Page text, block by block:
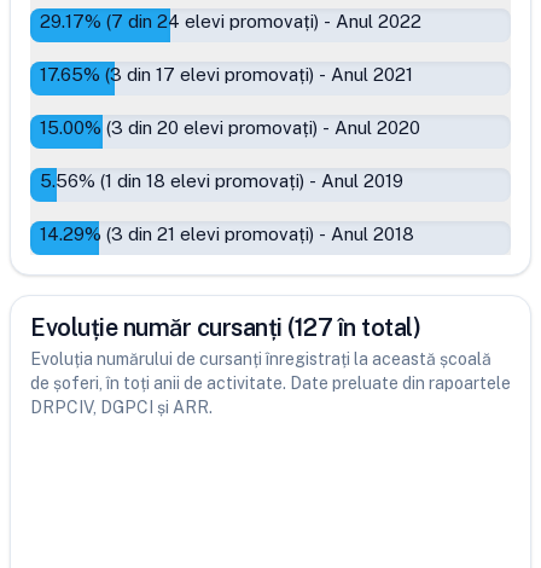
29.17% (7 din 24 elevi promovați) - Anul 2022
17.65% (3 din 17 elevi promovați) - Anul 2021
15.00% (3 din 20 elevi promovați) - Anul 2020
5.56% (1 din 18 elevi promovați) - Anul 2019
14.29% (3 din 21 elevi promovați) - Anul 2018
Evoluție număr cursanți (127 în total)
Evoluția numărului de cursanți înregistrați la această școală
de șoferi, în toți anii de activitate. Date preluate din rapoartele
DRPCIV, DGPCI și ARR.